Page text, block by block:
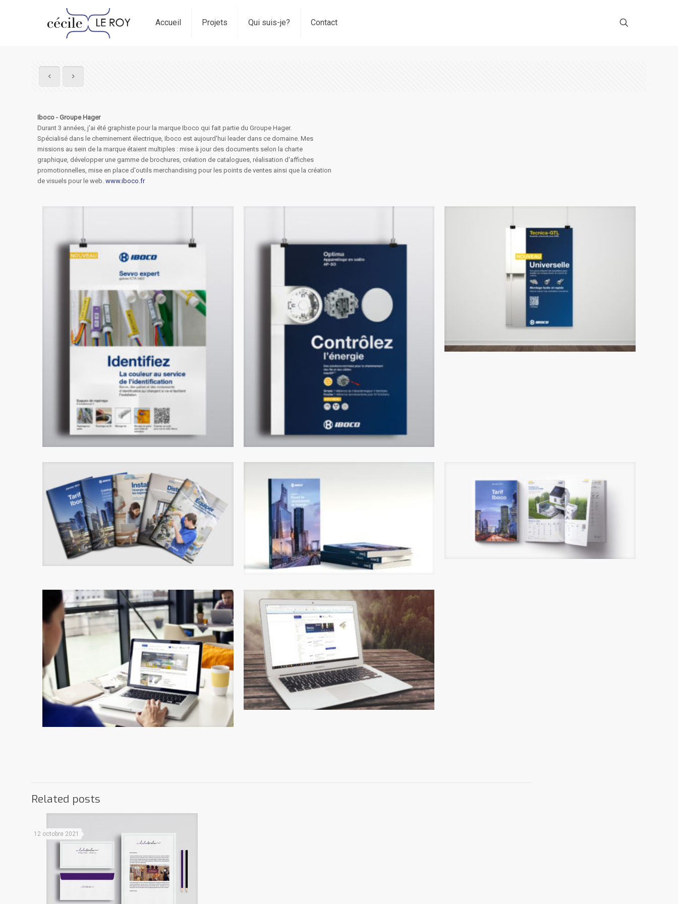
Accueil Projets Qui suis-je? Contact
Iboco - Groupe Hager
Durant 3 années, j'ai été graphiste pour la marque Iboco qui fait partie du Groupe Hager.
Spécialisé dans le cheminement électrique, Iboco est aujourd'hui leader dans ce domaine. Mes
missions au sein de la marque étaient multiples : mise à jour des documents selon la charte
graphique, développer une gamme de brochures, création de catalogues, réalisation d'affiches
promotionnelles, mise en place d'outils merchandising pour les points de ventes ainsi que la création
de visuels pour le web. www.iboco.fr
Related posts
12 octobre 2021